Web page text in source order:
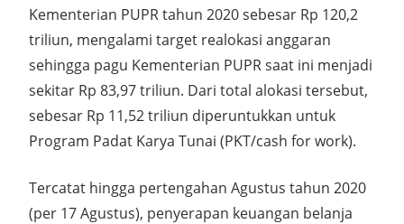
Kementerian PUPR tahun 2020 sebesar Rp 120,2
triliun, mengalami target realokasi anggaran
sehingga pagu Kementerian PUPR saat ini menjadi
sekitar Rp 83,97 triliun. Dari total alokasi tersebut,
sebesar Rp 11,52 triliun diperuntukkan untuk
Program Padat Karya Tunai (PKT/cash for work).
Tercatat hingga pertengahan Agustus tahun 2020
(per 17 Agustus), penyerapan keuangan belanja